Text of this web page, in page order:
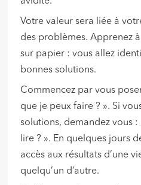
Votre valeur sera liée à
des problèmes. Apprenez
sur papier : vous allez
bonnes solutions.
Commencez par vous
que je peux faire ? ». Si
solutions, demandez vous :
lire ? ». En quelques jours
accès aux résultats d’une
quelqu’un d’autre.